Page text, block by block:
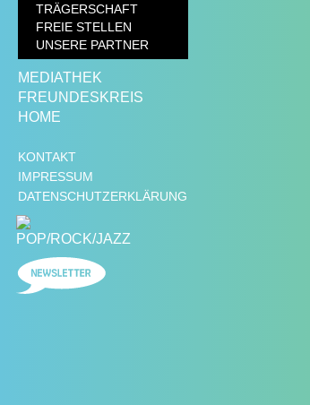
TRÄGERSCHAFT
FREIE STELLEN
UNSERE PARTNER
MEDIATHEK
FREUNDESKREIS
HOME
KONTAKT
IMPRESSUM
DATENSCHUTZERKLÄRUNG